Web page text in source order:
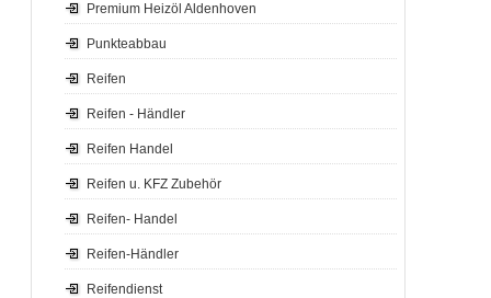
Premium Heizöl Aldenhoven
Punkteabbau
Reifen
Reifen - Händler
Reifen Handel
Reifen u. KFZ Zubehör
Reifen- Handel
Reifen-Händler
Reifendienst